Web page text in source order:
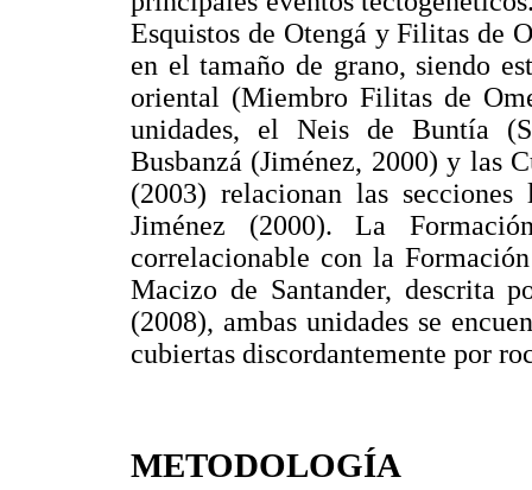
Esquistos de Otengá y Filitas de
en el tamaño de grano, siendo
oriental (Miembro Filitas de
unidades, el Neis de Buntía
Busbanzá (Jiménez, 2000) y las
(2003) relacionan las
Jiménez (2000). La
correlacionable con la
Macizo de Santander, descrita
(2008), ambas unidades se
cubiertas discordantemente por
METODOLOGÍA